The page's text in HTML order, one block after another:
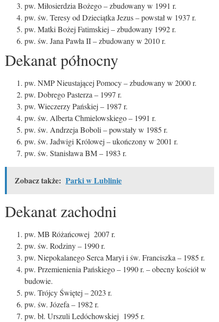
pw. Miłosierdzia Bożego – zbudowany w 1991 r.
pw. św. Teresy od Dzieciątka Jezus – powstał w 1937 r.
pw. Matki Bożej Fatimskiej – zbudowany 1992 r.
pw. św. Jana Pawła II – zbudowany w 2010 r.
Dekanat północny
pw. NMP Nieustającej Pomocy – zbudowany w 2000 r.
pw. Dobrego Pasterza – 1997 r.
pw. Wieczerzy Pańskiej – 1987 r.
pw. św. Alberta Chmielowskiego – 1991 r.
pw. św. Andrzeja Boboli – powstały w 1985 r.
pw. św. Jadwigi Królowej – ukończony w 2001 r.
pw. św. Stanisława BM – 1983 r.
Zobacz także: Parki w Lublinie
Dekanat zachodni
pw. MB Różańcowej 2007 r.
pw. św. Rodziny – 1990 r.
pw. Niepokalanego Serca Maryi i św. Franciszka – 1985 r.
pw. Przemienienia Pańskiego – 1990 r. – obecny kościół w
budowie.
pw. Trójcy Świętej – 2023 r.
pw. św. Józefa – 1982 r.
pw. bł. Urszuli Ledóchowskiej 1995 r.